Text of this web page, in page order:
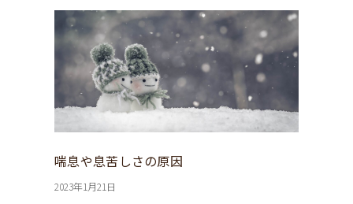
喘息や息苦しさの原因
2023年1月21日